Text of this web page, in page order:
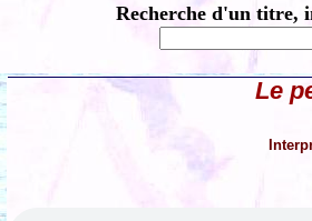
Recherche d'un titre,
Le